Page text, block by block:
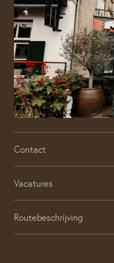
Contact
Vacatures
Routebeschrijving